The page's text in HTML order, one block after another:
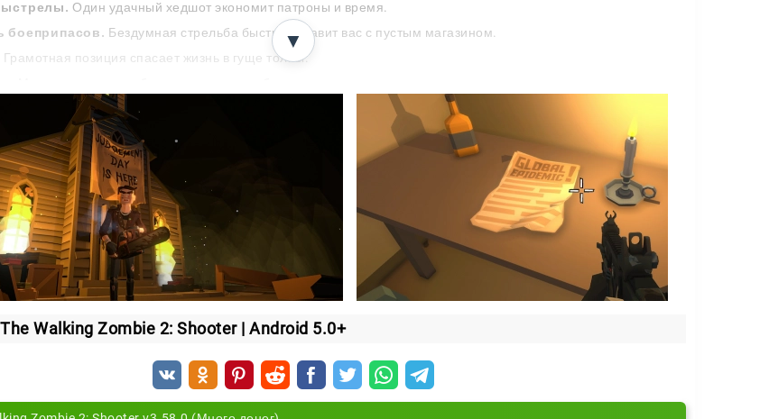
Один удачный хедшот экономит патроны и время.
боеприпасов. Бездумная стрельба быстро оставит вас с пустым магазином.
Грамотная позиция спасает жизнь в гуще толпы.
разными миссиями, и каждая двигает историю вперёд. Вам предстоит:
зомби и зачищать заражённые зоны;
ресурсы;
выживших;
с NPC и принимать решения, влияющие на сюжет.
исследования мира.
продвигаетесь, тем сложнее становятся миссии. Они требуют полной отдачи и проверяют, на
▼
Walking Zombie 2: Shooter | Android 5.0+